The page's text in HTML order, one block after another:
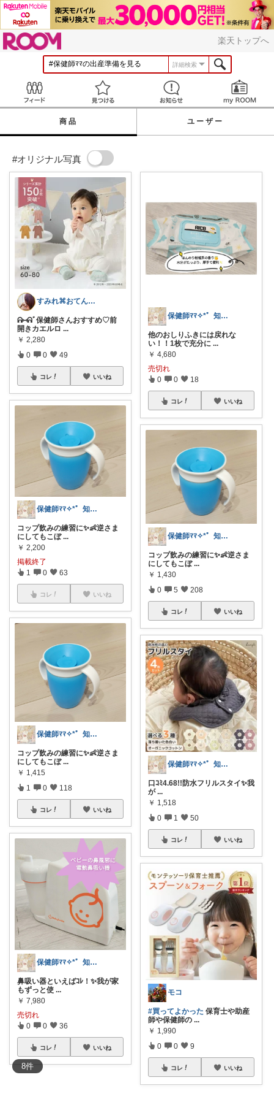
楽天トップへ
詳細検索
見つける お知らせ
商品 ユーザー
#オリジナル写真
8件
すみれ⌘おてんば娘との暮らし
ᕱ⑅ᕱﾞ保健師さんおすすめ♡前
開きカエルロ ...
￥ 2,280
0 0 49
コレ いいね
保健師ﾏﾏ✧⁠*゜知育/生活用品/ｼｰﾙ
コップ飲みの練習に✨️👶逆さま
にしてもこぼ ...
￥ 2,200
掲載終了
1 0 63
コレ いいね
保健師ﾏﾏ✧⁠*゜知育/生活用品/ｼｰﾙ
コップ飲みの練習に✨️👶逆さま
にしてもこぼ ...
￥ 1,415
1 0 118
コレ いいね
保健師ﾏﾏ✧⁠*゜知育/生活用品/ｼｰﾙ
鼻吸い器といえばｺﾚ！✨️我が家
もずっと使 ...
￥ 7,980
売切れ
0 0 36
コレ いいね
保健師ﾏﾏ✧⁠*゜知育/生活用品/ｼｰﾙ
他のおしりふきには戻れな
い！！1枚で充分に ...
￥ 4,680
売切れ
0 0 18
コレ いいね
保健師ﾏﾏ✧⁠*゜知育/生活用品/ｼｰﾙ
コップ飲みの練習に✨️👶逆さま
にしてもこぼ ...
￥ 1,430
0 5 208
コレ いいね
保健師ﾏﾏ✧⁠*゜知育/生活用品/ｼｰﾙ
口ｺﾐ4.68!!防水フリルスタイ✨️我
が ...
￥ 1,518
0 1 50
コレ いいね
モコ
#買ってよかった 保育士や助産
師や保健師の ...
￥ 1,990
0 0 9
コレ いいね